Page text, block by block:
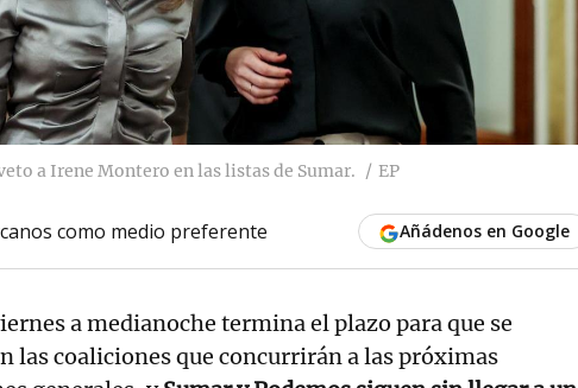
a Irene Montero en las listas de Sumar. EP
como medio preferente Añádenos en Google
a medianoche termina el plazo para que se
las coaliciones que concurrirán a las próximas